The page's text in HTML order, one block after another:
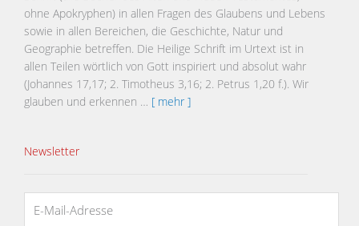
ohne Apokryphen) in allen Fragen des Glaubens und Lebens
sowie in allen Bereichen, die Geschichte, Natur und
Geographie betreffen. Die Heilige Schrift im Urtext ist in
allen Teilen wörtlich von Gott inspiriert und absolut wahr
(Johannes 17,17; 2. Timotheus 3,16; 2. Petrus 1,20 f.). Wir
glauben und erkennen … [ mehr ]
Newsletter